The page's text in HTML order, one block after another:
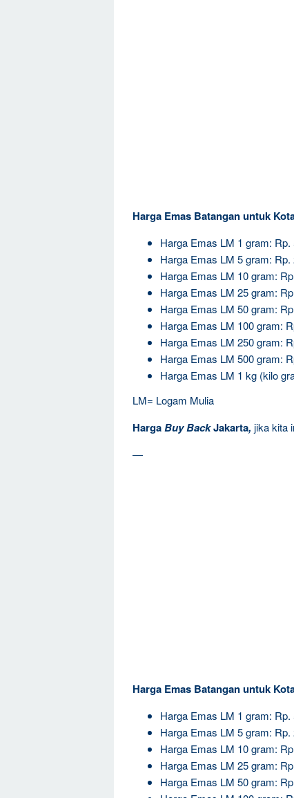
Harga Emas Batangan untuk
Harga Emas LM 1 gram: Rp.
Harga Emas LM 5 gram: Rp.
Harga Emas LM 10 gram:
Harga Emas LM 25 gram:
Harga Emas LM 50 gram:
Harga Emas LM 100 gram:
Harga Emas LM 250 gram:
Harga Emas LM 500 gram:
Harga Emas LM 1 kg (kilo
LM= Logam Mulia
HargaBuy BackJakarta, jika kita
—
Harga Emas Batangan untuk
Harga Emas LM 1 gram: Rp.
Harga Emas LM 5 gram: Rp.
Harga Emas LM 10 gram:
Harga Emas LM 25 gram:
Harga Emas LM 50 gram: